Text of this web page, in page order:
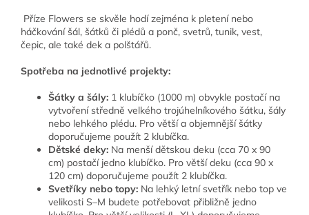
Příze Flowers se skvěle hodí zejména k pletení nebo
háčkování šál, šátků či plédů a ponč, svetrů, tunik, vest,
čepic, ale také dek a polštářů.
Spotřeba na jednotlivé projekty:
Šátky a šály: 1 klubíčko (1000 m) obvykle postačí na
vytvoření středně velkého trojúhelníkového šátku, šály
nebo lehkého plédu. Pro větší a objemnější šátky
doporučujeme použít 2 klubíčka.
Dětské deky: Na menší dětskou deku (cca 70 x 90
cm) postačí jedno klubíčko. Pro větší deku (cca 90 x
120 cm) doporučujeme použít 2 klubíčka.
Svetříky nebo topy: Na lehký letní svetřík nebo top ve
velikosti S–M budete potřebovat přibližně jedno